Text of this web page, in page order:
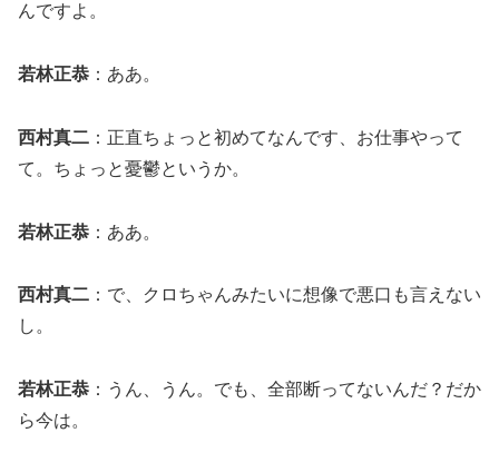
んですよ。
若林正恭 ：ああ。
西村真二 ：正直ちょっと初めてなんです、お仕事やって
て。ちょっと憂鬱というか。
若林正恭 ：ああ。
西村真二 ：で、クロちゃんみたいに想像で悪口も言えない
し。
若林正恭 ：うん、うん。でも、全部断ってないんだ？だか
ら今は。